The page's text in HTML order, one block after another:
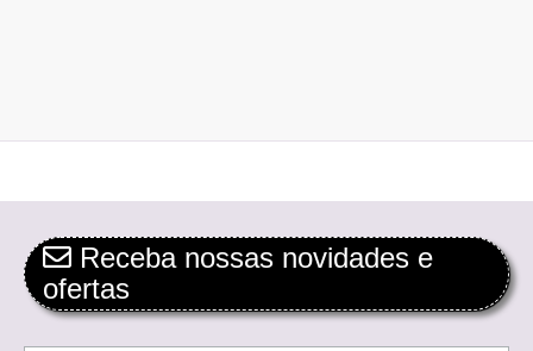
Receba nossas novidades e
ofertas